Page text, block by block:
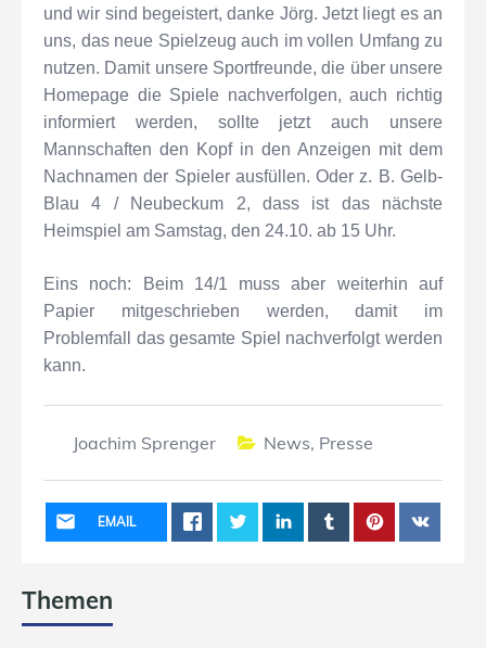
und wir sind begeistert, danke Jörg. Jetzt liegt es an
uns, das neue Spielzeug auch im vollen Umfang zu
nutzen. Damit unsere Sportfreunde, die über unsere
Homepage die Spiele nachverfolgen, auch richtig
informiert werden, sollte jetzt auch unsere
Mannschaften den Kopf in den Anzeigen mit dem
Nachnamen der Spieler ausfüllen. Oder z. B. Gelb-
Blau 4 / Neubeckum 2, dass ist das nächste
Heimspiel am Samstag, den 24.10. ab 15 Uhr.
Eins noch: Beim 14/1 muss aber weiterhin auf
Papier mitgeschrieben werden, damit im
Problemfall das gesamte Spiel nachverfolgt werden
kann.
Joachim Sprenger News, Presse
EMAIL
Themen